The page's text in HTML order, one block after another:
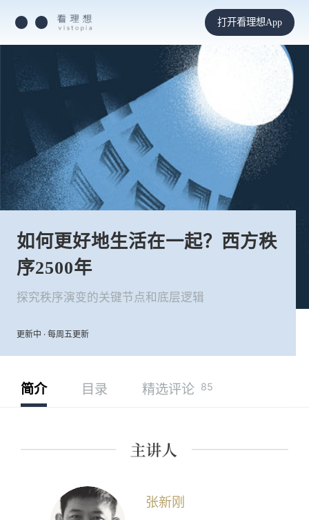
打开看理想App
如何更好地生活在一起？西方秩
序2500年
探究秩序演变的关键节点和底层逻辑
更新中 · 每周五更新
简介 目录 精选评论 85
张新刚